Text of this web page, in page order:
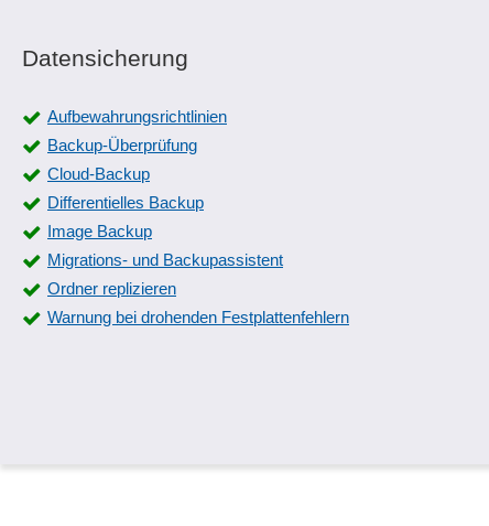
Datensicherung
Aufbewahrungsrichtlinien
Backup-Überprüfung
Cloud-Backup
Differentielles Backup
Image Backup
Migrations- und Backupassistent
Ordner replizieren
Warnung bei drohenden Festplattenfehlern